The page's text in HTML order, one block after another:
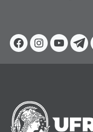
Facebook
Instagram